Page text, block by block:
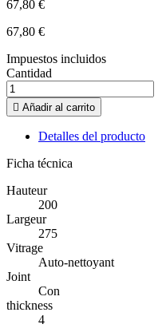
67,80 €
67,80 €
Impuestos incluidos
Cantidad
 Añadir al carrito
Detalles del producto
Ficha técnica
Hauteur
200
Largeur
275
Vitrage
Auto-nettoyant
Joint
Con
thickness
4